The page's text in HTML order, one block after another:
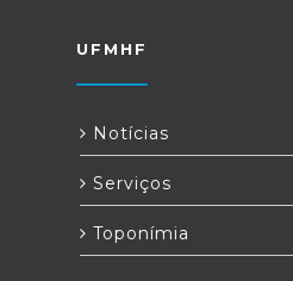
UFMHF
Notícias
Serviços
Toponímia